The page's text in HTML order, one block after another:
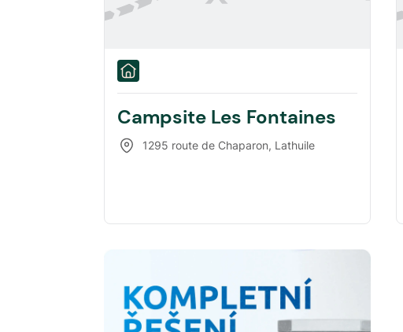
Campsite Les Fontaines
1295 route de Chaparon, Lathuile